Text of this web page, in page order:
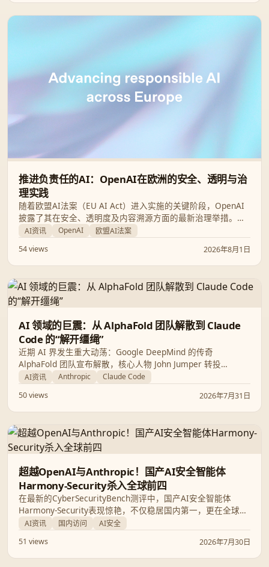
推进负责任的AI：OpenAI在欧洲的安全、透明与治
理实践
随着欧盟AI法案（EU AI Act）进入实施的关键阶段，OpenAI
披露了其在安全、透明度及内容溯源方面的最新治理举措。本
文详细解析OpenAI如何通过GPAI准则、C2PA标准及网络安全
AI资讯 OpenAI
欧盟AI法案
54 views
2026年8月1日
AI 领域的巨震：从 AlphaFold 团队解散到 Claude
Code 的“解开缰绳”
近期 AI 界发生重大动荡：Google DeepMind 的传奇
AlphaFold 团队宣布解散，核心人物 John Jumper 转投
Anthropic；同时 Claude Code 创始人提出激进观点，主张给
AI资讯 Anthropic
Claude Code
50 views
2026年7月31日
超越OpenAI与Anthropic！国产AI安全智能体
Harmony-Security杀入全球前四
在最新的CyberSecurityBench测评中，国产AI安全智能体
Harmony-Security表现惊艳，不仅稳居国内第一，更在全球范
围内跻身前四。本文将深度解析其如何凭借先进技术在网络安
AI资讯 国内访问
AI安全
51 views
2026年7月30日